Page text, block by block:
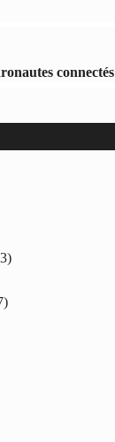
connectés